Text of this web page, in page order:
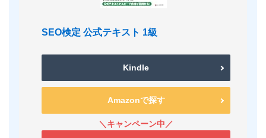
SEO検定 公式テキスト 1級
Kindle
Amazonで探す